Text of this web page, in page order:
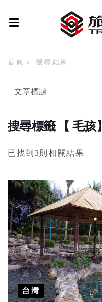
首頁 搜尋結果
搜尋標籤 【 毛孩】
已找到3則相關結果
台灣